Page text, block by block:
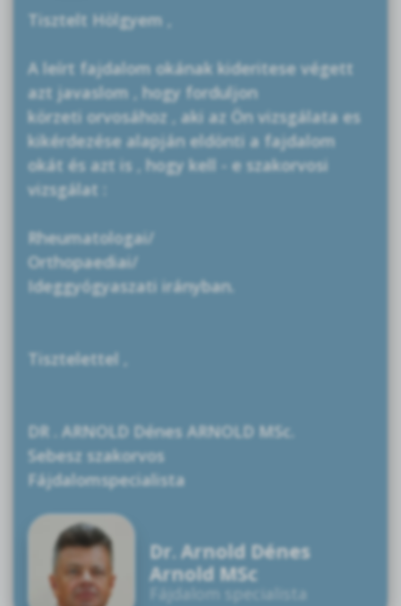
Tisztelt Hölgyem ,
A leírt fajdalom okának kideritese végett
azt javaslom , hogy forduljon
körzeti orvosához , aki az Ön vizsgálata es
kikérdezése alapján eldönti a fajdalom
okát és azt is , hogy kell - e szakorvosi
vizsgálat :
Rheumatologai/
Orthopaediai/
Ideggyógyaszati irányban.
Tisztelettel ,
DR . ARNOLD Dénes ARNOLD MSc.
Sebesz szakorvos
Fájdalomspecialista
Dr. Arnold Dénes
Arnold MSc
Fájdalom specialista